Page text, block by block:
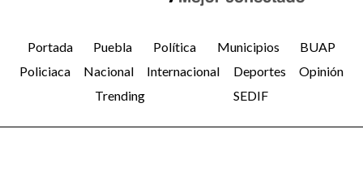
Portada Puebla Política Municipios
BUAP
Policiaca
Nacional Internacional Deportes
Opinión
Trending
SEDIF